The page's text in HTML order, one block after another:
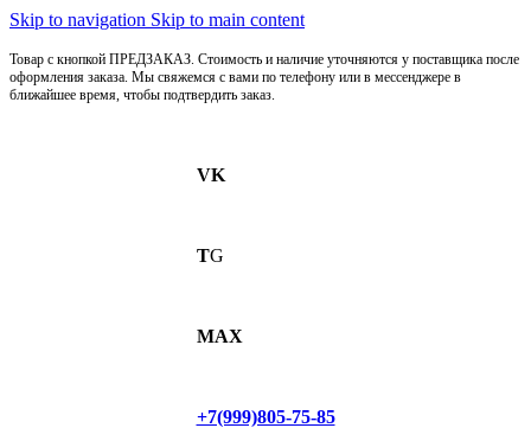
Skip to navigation Skip to main content
Товар с кнопкой ПРЕДЗАКАЗ. Стоимость и наличие уточняются у поставщика после
оформления заказа. Мы свяжемся с вами по телефону или в мессенджере в
ближайшее время, чтобы подтвердить заказ.
VK
TG
MAX
+7(999)805-75-85